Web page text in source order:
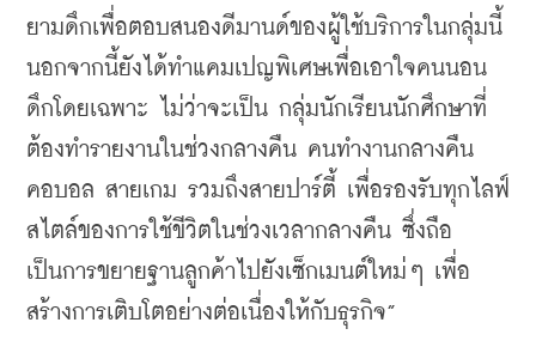
ยามดึกเพื่อตอบสนองดีมานด์ของผู้ใช้บริการในกลุ่มนี้
นอกจากนี้ยังได้ทำแคมเปญพิเศษเพื่อเอาใจคนนอน
ดึกโดยเฉพาะ ไม่ว่าจะเป็น กลุ่มนักเรียนนักศึกษาที่
ต้องทำรายงานในช่วงกลางคืน คนทำงานกลางคืน
คอบอล สายเกม รวมถึงสายปาร์ตี้ เพื่อรองรับทุกไลฟ์
สไตล์ของการใช้ขีวิตในช่วงเวลากลางคืน ซึ่งถือ
เป็นการขยายฐานลูกค้าไปยังเซ็กเมนต์ใหม่ๆ เพื่อ
สร้างการเติบโตอย่างต่อเนื่องให้กับธุรกิจ”